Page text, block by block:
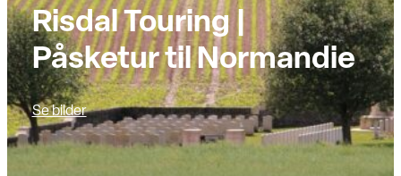
Risdal Touring |
Påsketur til Normandie
Se bilder